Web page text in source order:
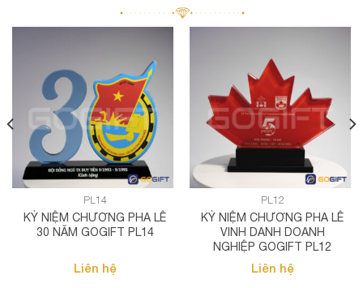
PL14
KỶ NIỆM CHƯƠNG PHA LÊ
30 NĂM GOGIFT PL14
Liên hệ
PL12
KỶ NIỆM CHƯƠNG PHA LÊ
VINH DANH DOANH
NGHIỆP GOGIFT PL12
Liên hệ